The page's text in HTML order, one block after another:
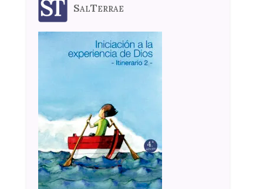
SalTerrae